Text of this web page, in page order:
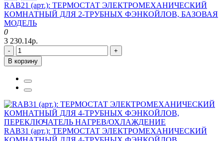
RAB21 (арт.): ТЕРМОСТАТ ЭЛЕКТРОМЕХАНИЧЕСКИЙ
КОМНАТНЫЙ ДЛЯ 2-ТРУБНЫХ ФЭНКОЙЛОВ, БАЗОВАЯ
МОДЕЛЬ
0
3 230.14р.
-
+
В корзину
RAB31 (арт.): ТЕРМОСТАТ ЭЛЕКТРОМЕХАНИЧЕСКИЙ